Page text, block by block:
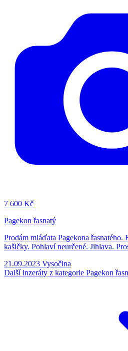
7 600 Kč
Pagekon řasnatý
Prodám mláďata Pagekona řasnatého.
kašičky. Pohlaví neurčené. Jihlava.
21.09.2023 Vysočina
Další inzeráty z kategorie Pagekon